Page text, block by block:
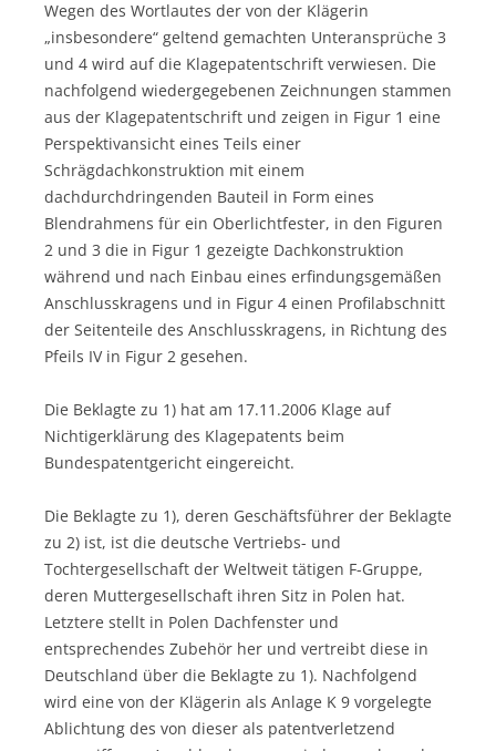
Wegen des Wortlautes der von der Klägerin
„insbesondere“ geltend gemachten Unteransprüche 3
und 4 wird auf die Klagepatentschrift verwiesen. Die
nachfolgend wiedergegebenen Zeichnungen stammen
aus der Klagepatentschrift und zeigen in Figur 1 eine
Perspektivansicht eines Teils einer
Schrägdachkonstruktion mit einem
dachdurchdringenden Bauteil in Form eines
Blendrahmens für ein Oberlichtfester, in den Figuren
2 und 3 die in Figur 1 gezeigte Dachkonstruktion
während und nach Einbau eines erfindungsgemäßen
Anschlusskragens und in Figur 4 einen Profilabschnitt
der Seitenteile des Anschlusskragens, in Richtung des
Pfeils IV in Figur 2 gesehen.
Die Beklagte zu 1) hat am 17.11.2006 Klage auf
Nichtigerklärung des Klagepatents beim
Bundespatentgericht eingereicht.
Die Beklagte zu 1), deren Geschäftsführer der Beklagte
zu 2) ist, ist die deutsche Vertriebs- und
Tochtergesellschaft der Weltweit tätigen F-Gruppe,
deren Muttergesellschaft ihren Sitz in Polen hat.
Letztere stellt in Polen Dachfenster und
entsprechendes Zubehör her und vertreibt diese in
Deutschland über die Beklagte zu 1). Nachfolgend
wird eine von der Klägerin als Anlage K 9 vorgelegte
Ablichtung des von dieser als patentverletzend